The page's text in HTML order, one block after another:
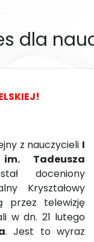
dla
z nauczycieli I
im. Tadeusza
doceniony
Kryształowy
przez telewizję
w dn. 21 lutego
. Jest to wyraz